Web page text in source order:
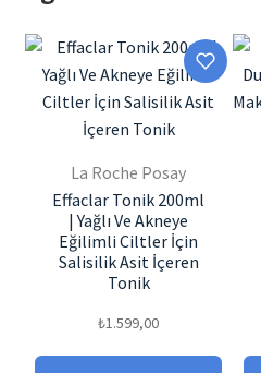
La Roche Posay
Effaclar Tonik 200ml
| Yağlı Ve Akneye
Eğilimli Ciltler İçin
Salisilik Asit İçeren
Tonik
₺1.599,00